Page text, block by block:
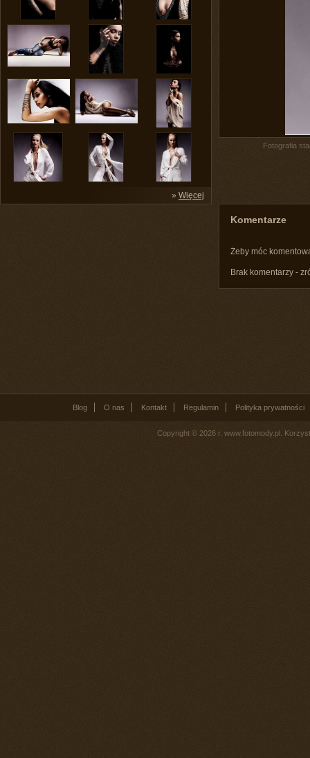
» Więcej
Fotografia
Komentarze
Żeby móc
Brak komentarzy -
Blog O nas Kontakt Regulamin Polityka prywatności
Copyright © 2026 r. www.fotomody.pl.